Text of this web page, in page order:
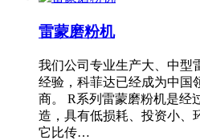
雷蒙磨粉机
我们公司专业生产大、中型
经验，科菲达已经成为中国
商。 R系列雷蒙磨粉机是经
造，具有低损耗、投资小、
它比传…